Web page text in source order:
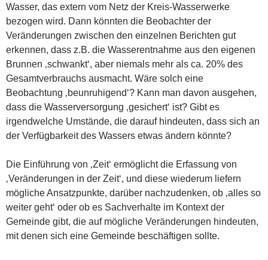
Wasser, das extern vom Netz der Kreis-Wasserwerke
bezogen wird. Dann könnten die Beobachter der
Veränderungen zwischen den einzelnen Berichten gut
erkennen, dass z.B. die Wasserentnahme aus den eigenen
Brunnen ‚schwankt‘, aber niemals mehr als ca. 20% des
Gesamtverbrauchs ausmacht. Wäre solch eine
Beobachtung ‚beunruhigend‘? Kann man davon ausgehen,
dass die Wasserversorgung ‚gesichert‘ ist? Gibt es
irgendwelche Umstände, die darauf hindeuten, dass sich an
der Verfügbarkeit des Wassers etwas ändern könnte?
Die Einführung von ‚Zeit‘ ermöglicht die Erfassung von
‚Veränderungen in der Zeit‘, und diese wiederum liefern
mögliche Ansatzpunkte, darüber nachzudenken, ob ‚alles so
weiter geht‘ oder ob es Sachverhalte im Kontext der
Gemeinde gibt, die auf mögliche Veränderungen hindeuten,
mit denen sich eine Gemeinde beschäftigen sollte.